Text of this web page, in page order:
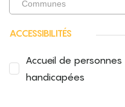
ACCESSIBILITÉS
Accueil de personnes
handicapées